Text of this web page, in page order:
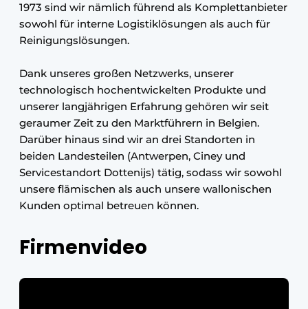
1973 sind wir nämlich führend als Komplettanbieter
sowohl für interne Logistiklösungen als auch für
Reinigungslösungen.
Dank unseres großen Netzwerks, unserer
technologisch hochentwickelten Produkte und
unserer langjährigen Erfahrung gehören wir seit
geraumer Zeit zu den Marktführern in Belgien.
Darüber hinaus sind wir an drei Standorten in
beiden Landesteilen (Antwerpen, Ciney und
Servicestandort Dottenijs) tätig, sodass wir sowohl
unsere flämischen als auch unsere wallonischen
Kunden optimal betreuen können.
Firmenvideo